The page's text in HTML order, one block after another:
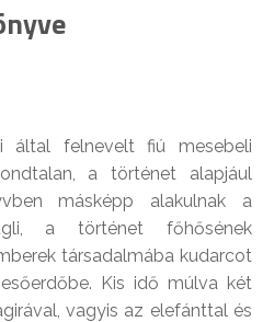
által felnevelt fiú mesebeli
a történet alapjául
másképp alakulnak a
a történet főhősének
társadalmába kudarcot
Kis idő múlva két
vagyis az elefánttal és